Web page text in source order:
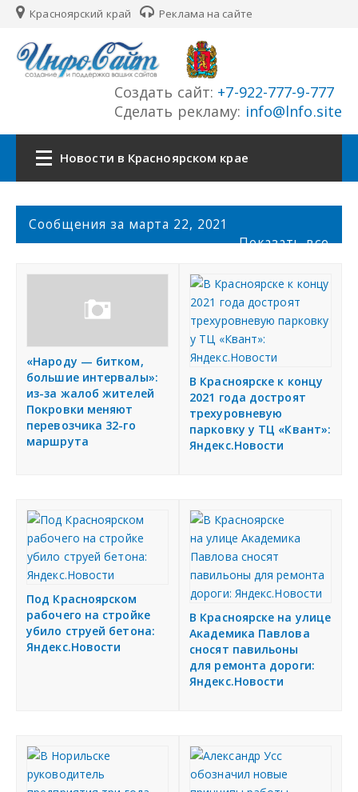
Красноярский край Реклама на сайте
Создать сайт: +7-922-777-9-777
Сделать рекламу: info@lnfo.site
Новости в Красноярском крае
Главная
Подать объявление
Регионы России
Сообщения за марта 22, 2021
Показать все
«Народу — битком,
большие интервалы»:
из-за жалоб жителей
Покровки меняют
перевозчика 32-го
маршрута
В Красноярске к концу
2021 года достроят
трехуровневую
парковку у ТЦ «Квант»:
Яндекс.Новости
Под Красноярском
рабочего на стройке
убило струей бетона:
Яндекс.Новости
В Красноярске на улице
Академика Павлова
сносят павильоны
для ремонта дороги:
Яндекс.Новости